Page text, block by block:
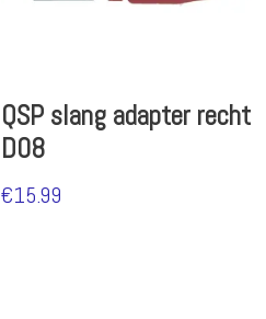
QSP slang adapter recht
D08
€15.99